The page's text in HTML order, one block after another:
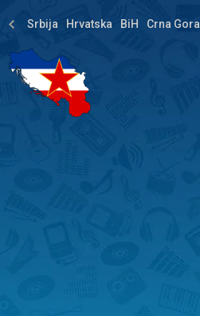
Srbija Hrvatska BiH Crna Gora